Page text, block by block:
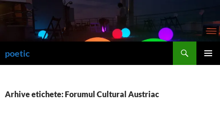
la
poetic
Arhive etichete: Forumul Cultural Austriac